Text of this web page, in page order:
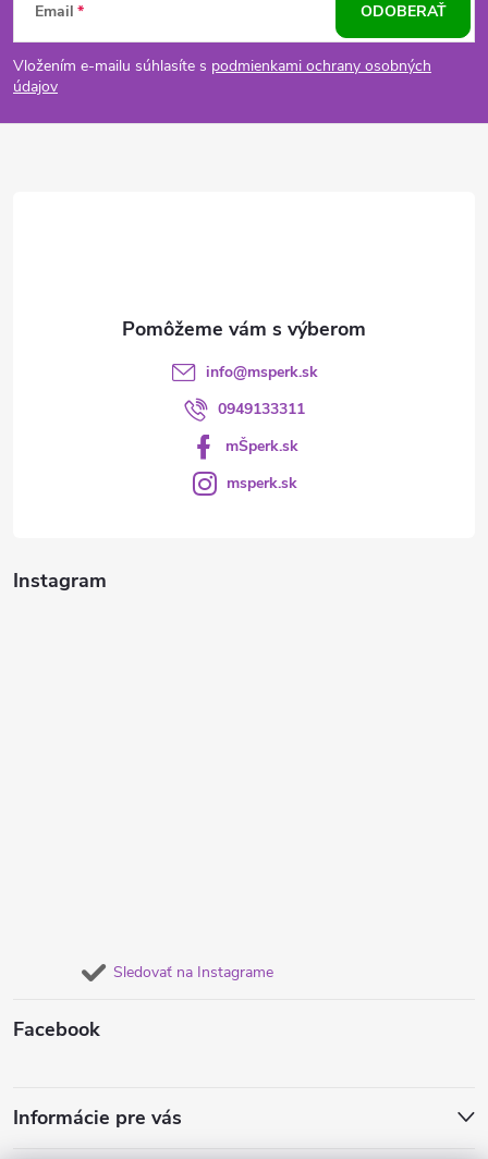
á
p
Email
Vložením e-mailu súhlasíte s podmienkami ochrany osobných
údajov
ODOBERAŤ
Instagram
Sledovať na Instagrame
info@msperk.sk
0949133311
mŠperk.sk
msperk.sk
Facebook
Informácie pre vás